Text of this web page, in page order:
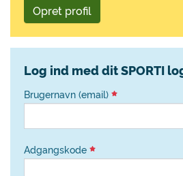
Opret profil
Log ind med dit SPORTI
Brugernavn (email)
Adgangskode